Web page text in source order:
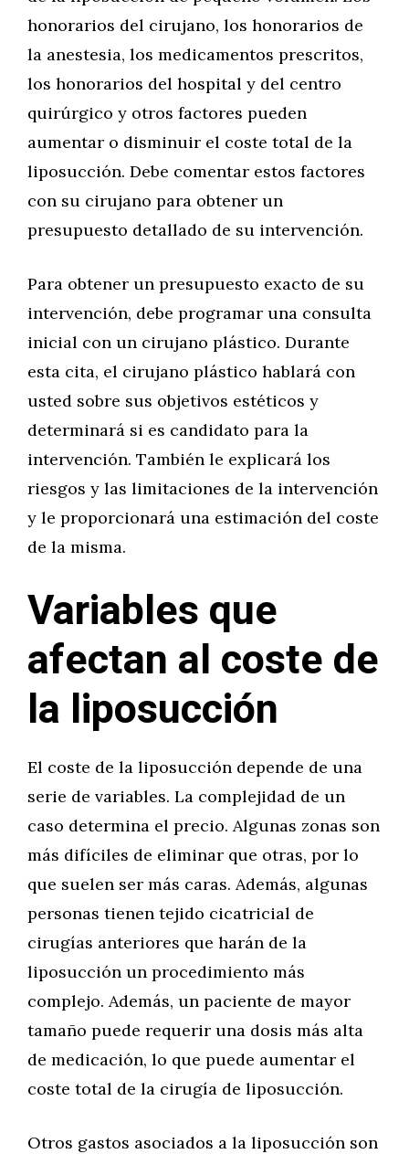
honorarios del cirujano, los honorarios de
la anestesia, los medicamentos prescritos,
los honorarios del hospital y del centro
quirúrgico y otros factores pueden
aumentar o disminuir el coste total de la
liposucción. Debe comentar estos factores
con su cirujano para obtener un
presupuesto detallado de su intervención.
Para obtener un presupuesto exacto de su
intervención, debe programar una consulta
inicial con un cirujano plástico. Durante
esta cita, el cirujano plástico hablará con
usted sobre sus objetivos estéticos y
determinará si es candidato para la
intervención. También le explicará los
riesgos y las limitaciones de la intervención
y le proporcionará una estimación del coste
de la misma.
Variables que
afectan al coste de
la liposucción
El coste de la liposucción depende de una
serie de variables. La complejidad de un
caso determina el precio. Algunas zonas son
más difíciles de eliminar que otras, por lo
que suelen ser más caras. Además, algunas
personas tienen tejido cicatricial de
cirugías anteriores que harán de la
liposucción un procedimiento más
complejo. Además, un paciente de mayor
tamaño puede requerir una dosis más alta
de medicación, lo que puede aumentar el
coste total de la cirugía de liposucción.
Otros gastos asociados a la liposucción son